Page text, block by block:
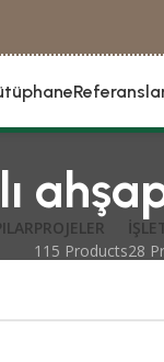
PROJELER
115 Products28